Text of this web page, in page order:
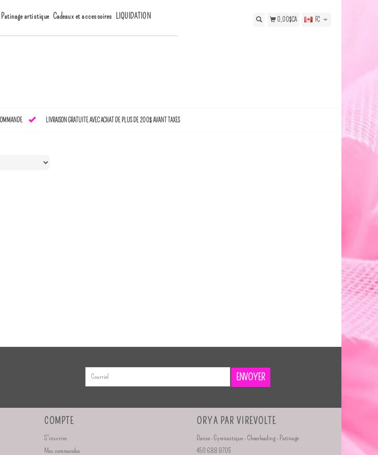
Patinage artistique Cadeaux et accessoires LIQUIDATION
0,00$CA FC
LIVRAISON GRATUITE AVEC ACHAT DE PLUS DE 200$ AVANT TAXES
ENVOYER
COMPTE
S'inscrire
Mes commandes
ORYA PAR VIREVOLTE
Danse - Gymnastique - Cheerleading - Patinage
450 688 9705